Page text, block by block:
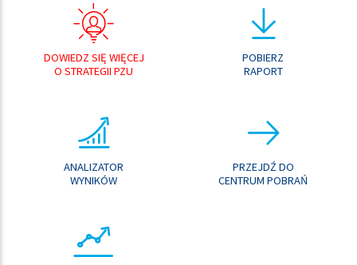
DOWIEDZ SIĘ WIĘCEJ
O STRATEGII PZU
POBIERZ
RAPORT
ANALIZATOR
WYNIKÓW
PRZEJDŹ DO
CENTRUM POBRAŃ